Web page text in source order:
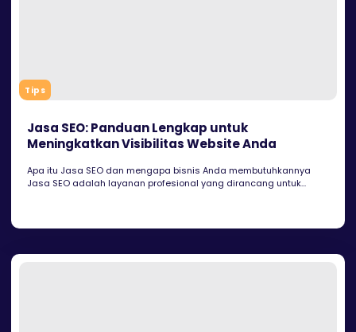
Tips
Jasa SEO: Panduan Lengkap untuk
Meningkatkan Visibilitas Website Anda
Apa itu Jasa SEO dan mengapa bisnis Anda membutuhkannya
Jasa SEO adalah layanan profesional yang dirancang untuk...